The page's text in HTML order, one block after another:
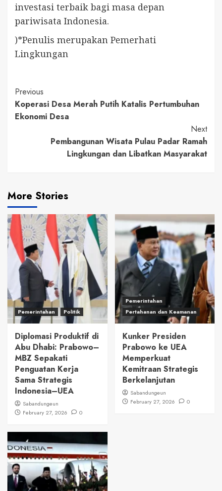
investasi terbaik bagi masa depan
pariwisata Indonesia.
)*Penulis merupakan Pemerhati
Lingkungan
Continue
Reading
Previous
Koperasi Desa Merah Putih Katalis Pertumbuhan
Ekonomi Desa
Next
Pembangunan Wisata Pulau Padar Ramah
Lingkungan dan Libatkan Masyarakat
More Stories
Pemerintahan Politik
Diplomasi Produktif di
Abu Dhabi: Prabowo–
MBZ Sepakati
Penguatan Kerja
Sama Strategis
Indonesia–UEA
Sabandungeun
February 27, 2026
0
Pemerintahan
Pertahanan dan Keamanan
Kunker Presiden
Prabowo ke UEA
Memperkuat
Kemitraan Strategis
Berkelanjutan
Sabandungeun
February 27, 2026
0